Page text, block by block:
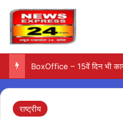
राष्ट्रीय